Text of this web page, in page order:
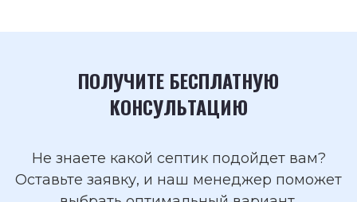
ПОЛУЧИТЕ БЕСПЛАТНУЮ
КОНСУЛЬТАЦИЮ
Не знаете какой септик подойдет вам?
Оставьте заявку, и наш менеджер поможет